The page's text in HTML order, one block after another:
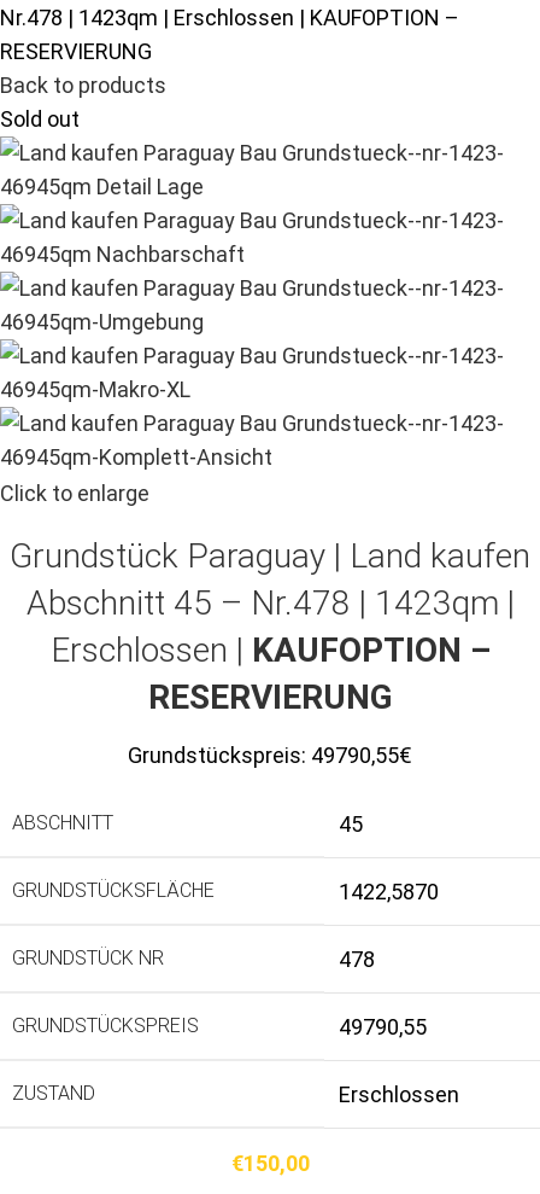
Nr.478 | 1423qm | Erschlossen | KAUFOPTION –
RESERVIERUNG
Back to products
Sold out
Click to enlarge
Grundstück Paraguay | Land kaufen
Abschnitt 45 – Nr.478 | 1423qm |
Erschlossen | KAUFOPTION –
RESERVIERUNG
Grundstückspreis: 49790,55€
ABSCHNITT 45
GRUNDSTÜCKSFLÄCHE 1422,5870
GRUNDSTÜCK NR 478
GRUNDSTÜCKSPREIS 49790,55
ZUSTAND Erschlossen
€150,00